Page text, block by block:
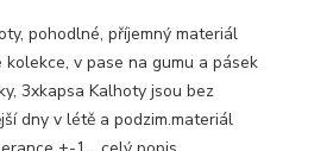
pohodlné, příjemný materiál
v pase na gumu a pásek
3xkapsa Kalhoty jsou bez
dny v létě a podzim.materiál